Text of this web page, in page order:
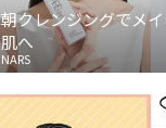
朝クレンジングでメ
肌へ
NARS